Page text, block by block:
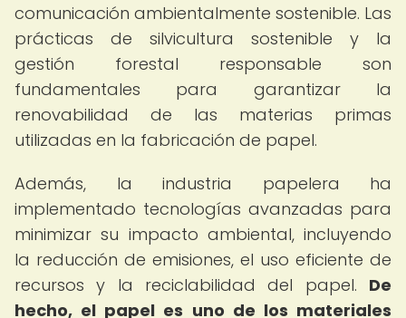
comunicación ambientalmente sostenible. Las
prácticas de silvicultura sostenible y la
gestión forestal responsable son
fundamentales para garantizar la
renovabilidad de las materias primas
utilizadas en la fabricación de papel.
Además, la industria papelera ha
implementado tecnologías avanzadas para
minimizar su impacto ambiental, incluyendo
la reducción de emisiones, el uso eficiente de
recursos y la reciclabilidad del papel. De
hecho, el papel es uno de los materiales